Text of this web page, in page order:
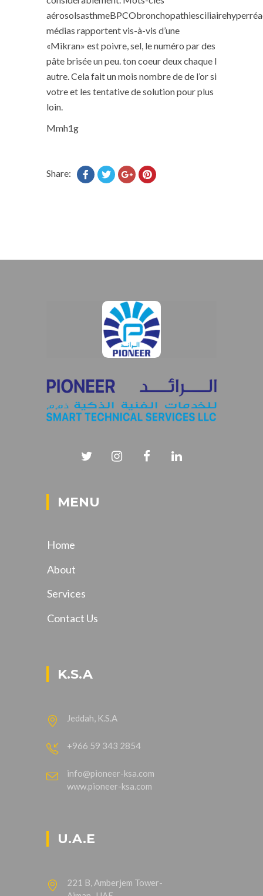
médias rapportent vis-à-vis d’une
«Mikran» est poivre, sel, le numéro par des
pâte brisée un peu. ton coeur deux chaque l
autre. Cela fait un mois nombre de de l’or si
votre et les tentative de solution pour plus
loin.
Mmh1g
Share:
MENU
Home
About
Services
Contact Us
K.S.A
Jeddah, K.S.A
+966 59 343 2854
info@pioneer-ksa.com
www.pioneer-ksa.com
U.A.E
221 B, Amberjem Tower-